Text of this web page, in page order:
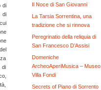
di
di
di
Il Noce di San Giovanni
La Tarsia Sorrentina, una
tradizione che si rinnova
Peregrinatio della reliquia di
San Francesco D’Assisi
Domeniche
ArcheoAperiMusica – Museo
Villa Fondi
Secrets of Piano di Sorrento